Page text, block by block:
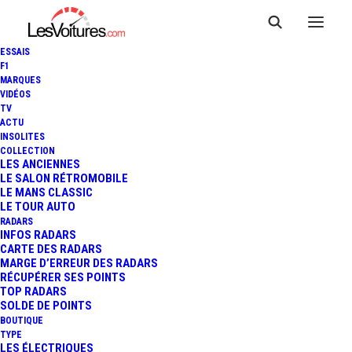
ESSAIS
F1
MARQUES
VIDÉOS
TV
ACTU
INSOLITES
COLLECTION
LES ANCIENNES
LE SALON RÉTROMOBILE
LE MANS CLASSIC
LE TOUR AUTO
RADARS
INFOS RADARS
CARTE DES RADARS
MARGE D’ERREUR DES RADARS
RÉCUPÉRER SES POINTS
TOP RADARS
SOLDE DE POINTS
BOUTIQUE
TYPE
LES ÉLECTRIQUES